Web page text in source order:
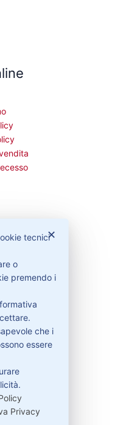
✕
tecnici
o
premendo i
che i
essere
Privacy